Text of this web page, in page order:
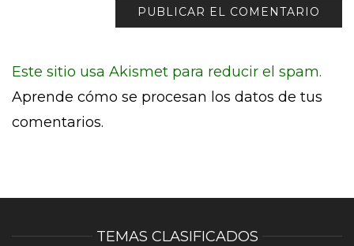
Este sitio usa Akismet para reducir el spam.
Aprende cómo se procesan los datos de tus
comentarios.
TEMAS CLASIFICADOS